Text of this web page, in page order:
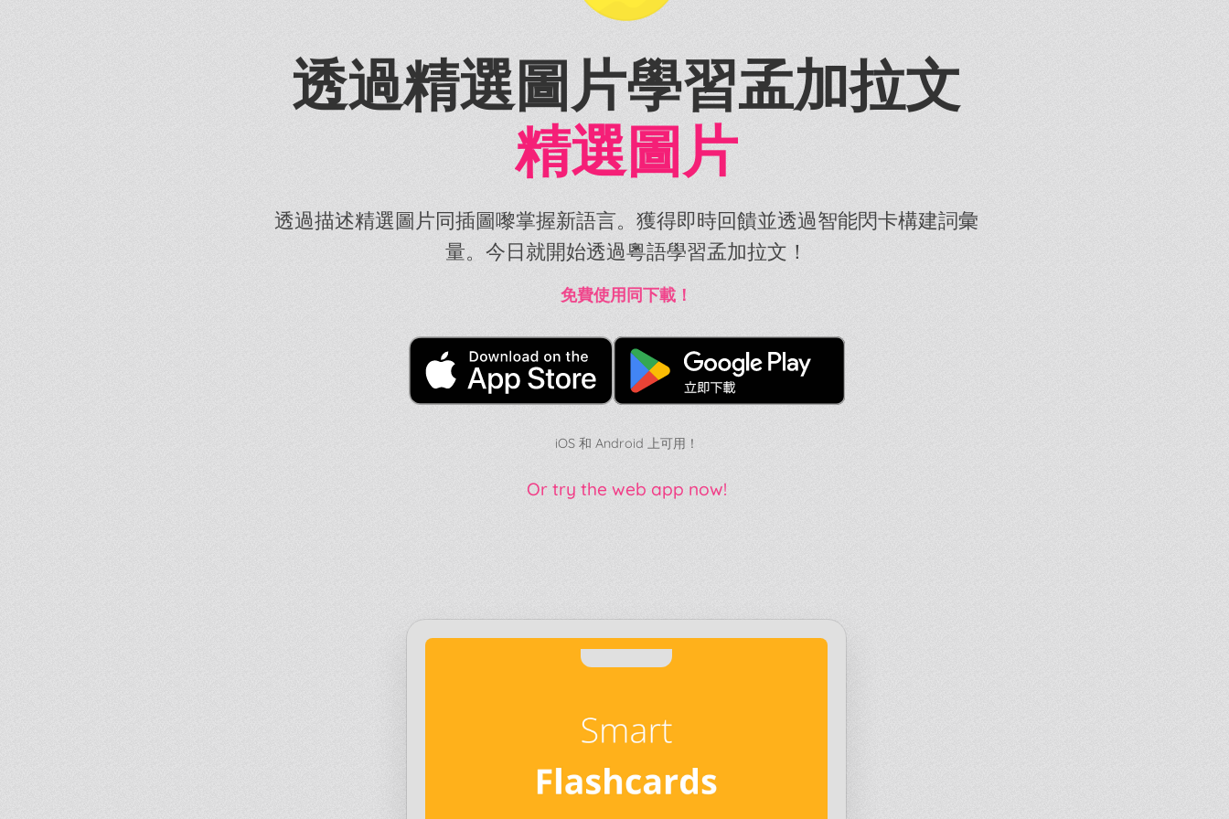
透過精選圖片學習孟加拉文
精選圖片
透過描述精選圖片同插圖嚟掌握新語言。獲得即時回饋並透過智能閃卡構建詞彙
量。今日就開始透過粵語學習孟加拉文！
免費使用同下載！
iOS 和 Android 上可用！
Or try the web app now!